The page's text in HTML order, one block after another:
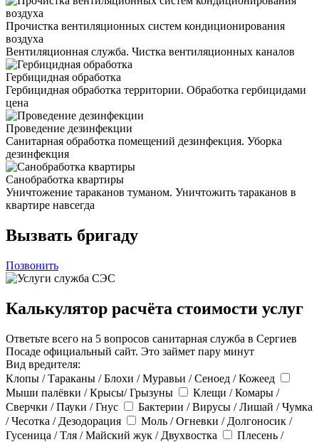
Прочистка вентиляционных систем кондиционирования
воздуха
Вентиляционная служба. Чистка вентиляционных каналов
Гербицидная обработка
Гербицидная обработка территории. Обработка гербицидами
цена
Проведение дезинфекции
Санитарная обработка помещений дезинфекция. Уборка
дезинфекция
Санобработка квартиры
Уничтожение тараканов туманом. Уничтожить тараканов в
квартире навсегда
Вызвать бригаду
Позвонить
Калькулятор расчёта стоимости услуг
Ответьте всего на 5 вопросов санитарная служба в Сергиев
Посаде официальный сайт. Это займет пару минут
Вид вредителя:
Клопы / Тараканы / Блохи / Муравьи / Сеноед / Кожеед
Мыши палёвки / Крысы/ Грызуны
Клещи / Комары /
Сверчки / Пауки / Гнус
Бактерии / Вирусы / Лишай / Чумка
/ Чесотка / Дезодорация
Моль / Огневки / Долгоносик /
Гусеница / Тля / Майский жук / Двухвостка
Плесень /